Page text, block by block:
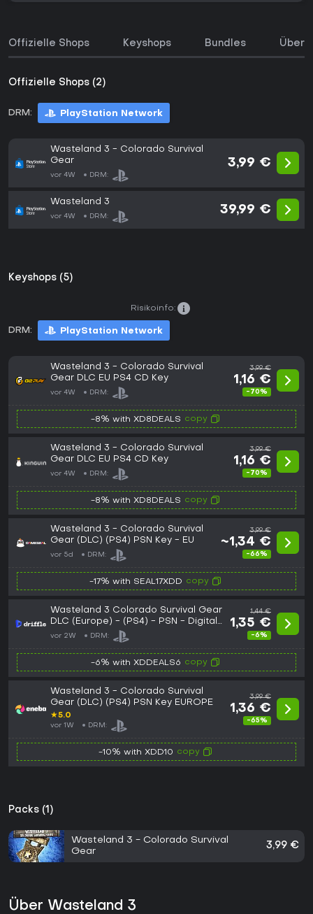
Offizielle Shops Keyshops Bundles Über
Offizielle Shops (2)
DRM: PlayStation Network
Wasteland 3 - Colorado Survival
Gear
vor 4W DRM:
3,99 €
Wasteland 3
vor 4W DRM:
39,99 €
Keyshops (5)
DRM: PlayStation Network
Risikoinfo:
Wasteland 3 - Colorado Survival
Gear DLC EU PS4 CD Key
vor 4W DRM:
3,99 €
1,16 €
-70%
-8% with XD8DEALS copy
Wasteland 3 - Colorado Survival
Gear DLC EU PS4 CD Key
vor 4W DRM:
3,99 €
1,16 €
-70%
-8% with XD8DEALS copy
Wasteland 3 - Colorado Survival
Gear (DLC) (PS4) PSN Key - EU
vor 5d DRM:
3,99 €
~1,34 €
-66%
-17% with SEAL17XDD copy
Wasteland 3 Colorado Survival Gear
DLC (Europe) - (PS4) - PSN - Digital
Key
vor 2W DRM:
1,44 €
1,35 €
-6%
-6% with XDDEALS6 copy
Wasteland 3 - Colorado Survival
Gear (DLC) (PS4) PSN Key EUROPE
★5.0
vor 1W DRM:
3,99 €
1,36 €
-65%
-10% with XDD10 copy
Packs (1)
Wasteland 3 - Colorado Survival
Gear
3,99 €
Über Wasteland 3